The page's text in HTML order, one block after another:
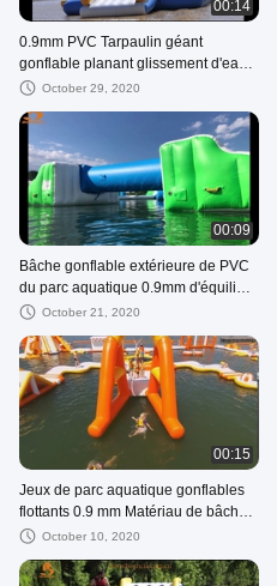
00:14
0.9mm PVC Tarpaulin géant
gonflable planant glissement d'eau
avec certificat TUV
October 29, 2020
00:09
Bâche gonflable extérieure de PVC
du parc aquatique 0.9mm d'équilibre
élevéOctober 21, 2020
00:15
Jeux de parc aquatique gonflables
flottants 0.9 mm Matériau de bâche
en PVCOctober 10, 2020